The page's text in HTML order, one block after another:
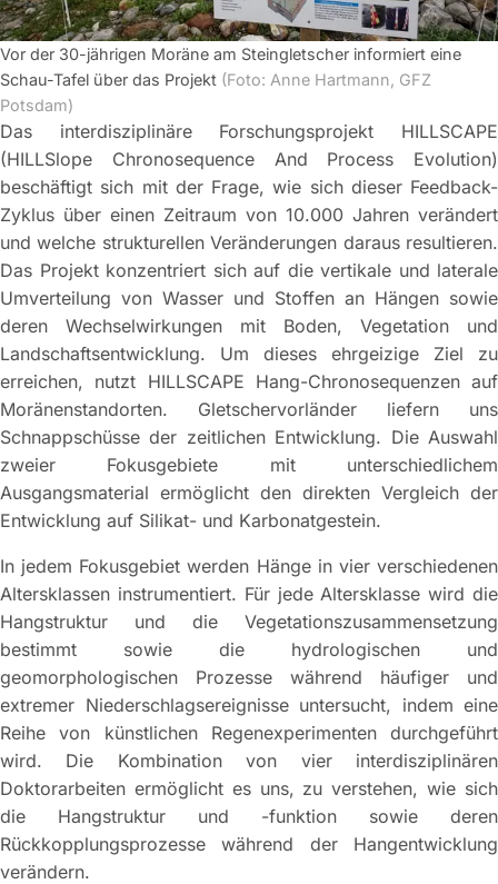
Vor der 30-jährigen Moräne am Steingletscher informiert eine
Schau-Tafel über das Projekt (Foto: Anne Hartmann, GFZ
Potsdam)
vorherige Folie
Das interdisziplinäre Forschungsprojekt HILLSCAPE
(HILLSlope Chronosequence And Process Evolution)
beschäftigt sich mit der Frage, wie sich dieser Feedback-
Zyklus über einen Zeitraum von 10.000 Jahren verändert
und welche strukturellen Veränderungen daraus resultieren.
Das Projekt konzentriert sich auf die vertikale und laterale
Umverteilung von Wasser und Stoffen an Hängen sowie
deren Wechselwirkungen mit Boden, Vegetation und
Landschaftsentwicklung. Um dieses ehrgeizige Ziel zu
erreichen, nutzt HILLSCAPE Hang-Chronosequenzen auf
Moränenstandorten. Gletschervorländer liefern uns
Schnappschüsse der zeitlichen Entwicklung. Die Auswahl
zweier Fokusgebiete mit unterschiedlichem
Ausgangsmaterial ermöglicht den direkten Vergleich der
Entwicklung auf Silikat- und Karbonatgestein.
In jedem Fokusgebiet werden Hänge in vier verschiedenen
Altersklassen instrumentiert. Für jede Altersklasse wird die
Hangstruktur und die Vegetationszusammensetzung
bestimmt sowie die hydrologischen und
geomorphologischen Prozesse während häufiger und
extremer Niederschlagsereignisse untersucht, indem eine
Reihe von künstlichen Regenexperimenten durchgeführt
wird. Die Kombination von vier interdisziplinären
Doktorarbeiten ermöglicht es uns, zu verstehen, wie sich
die Hangstruktur und -funktion sowie deren
Rückkopplungsprozesse während der Hangentwicklung
verändern.